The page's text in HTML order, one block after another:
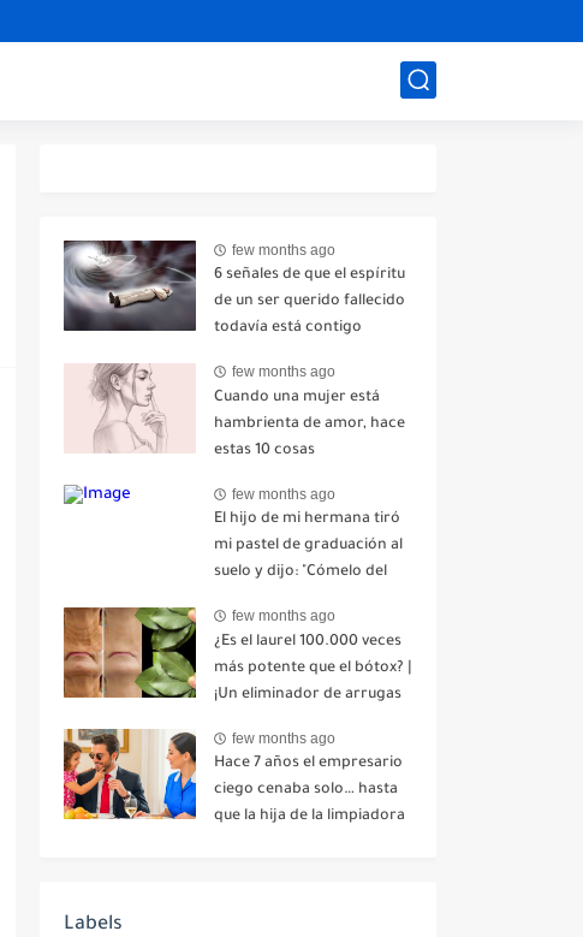
few months ago
6 señales de que el espíritu
de un ser querido fallecido
todavía está contigo
few months ago
Cuando una mujer está
hambrienta de amor, hace
estas 10 cosas
few months ago
El hijo de mi hermana tiró
mi pastel de graduación al
suelo y dijo: "Cómelo del
echó a reír. No dije ni una
palabra. Esa misma noche,
mi madre me envió un
mensaje: "Hemos decidido
cortar todo contacto.
Aléjate para siempre"-nhuy
few months ago
¿Es el laurel 100.000 veces
más potente que el bótox? |
¡Un eliminador de arrugas
años!
few months ago
Hace 7 años el empresario
ciego cenaba solo… hasta
que la hija de la limpiadora
Labels